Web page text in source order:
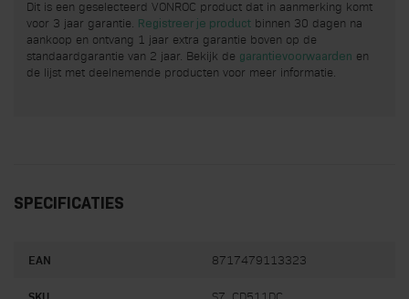
Dit is een geselecteerd VONROC product dat in aanmerking komt
voor 3 jaar garantie. Registreer je product binnen 30 dagen na
aankoop en ontvang 1 jaar extra garantie boven op de
standaardgarantie van 2 jaar. Bekijk de garantievoorwaarden en
de lijst met deelnemende producten voor meer informatie.
SPECIFICATIES
EAN 8717479113323
SKU S7_CD511DC